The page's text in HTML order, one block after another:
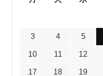
3 4 5
10 11 12
17 18 19